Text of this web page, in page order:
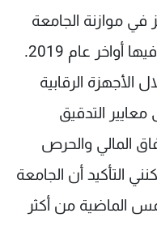
في موازنة الجامعة
وصولا إلى تحقيق التوازن المالي فيها أواخر عام 2019.
الرقابية
معايير التدقيق
المالي والحرص
التأكيد أن الجامعة
الماضية من أكثر